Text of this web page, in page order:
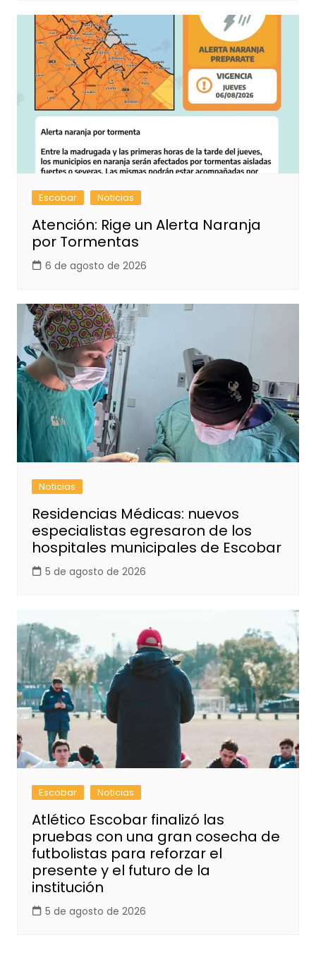
Escobar Noticias
Atención: Rige un Alerta Naranja
por Tormentas
6 de agosto de 2026
Noticias
Residencias Médicas: nuevos
especialistas egresaron de los
hospitales municipales de Escobar
5 de agosto de 2026
Escobar Noticias
Atlético Escobar finalizó las
pruebas con una gran cosecha de
futbolistas para reforzar el
presente y el futuro de la
institución
5 de agosto de 2026